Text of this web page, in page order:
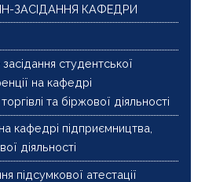
ЗАСІДАННЯ КАФЕДРИ
студентської
на кафедрі
та біржової діяльності
кафедрі підприємництва,
діяльності
підсумкової атестації